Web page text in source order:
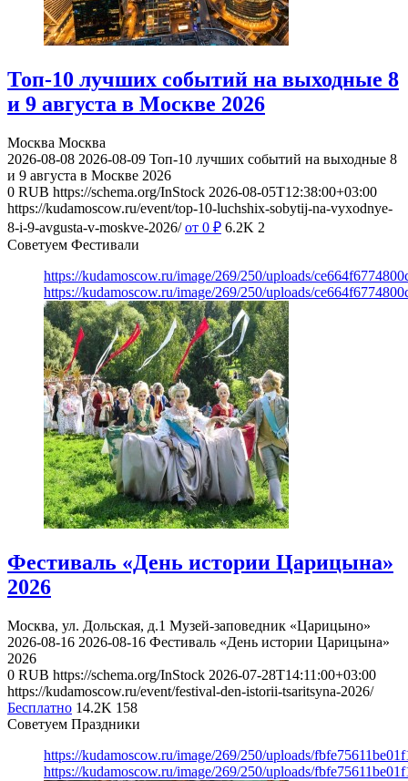
Топ-10 лучших событий на выходные 8
и 9 августа в Москве 2026
Москва Москва
2026-08-08 2026-08-09 Топ-10 лучших событий на выходные 8
и 9 августа в Москве 2026
0 RUB https://schema.org/InStock 2026-08-05T12:38:00+03:00
https://kudamoscow.ru/event/top-10-luchshix-sobytij-na-vyxodnye-
8-i-9-avgusta-v-moskve-2026/ от 0 ₽ 6.2K 2
Советуем Фестивали
https://kudamoscow.ru/image/269/250/uploads/
https://kudamoscow.ru/image/269/250/uploads/
Фестиваль «День истории Царицына»
2026
Москва, ул. Дольская, д.1 Музей-заповедник «Царицыно»
2026-08-16 2026-08-16 Фестиваль «День истории Царицына»
2026
0 RUB https://schema.org/InStock 2026-07-28T14:11:00+03:00
https://kudamoscow.ru/event/festival-den-istorii-tsaritsyna-2026/
Бесплатно 14.2K 158
Советуем Праздники
https://kudamoscow.ru/image/269/250/uploads/
https://kudamoscow.ru/image/269/250/uploads/